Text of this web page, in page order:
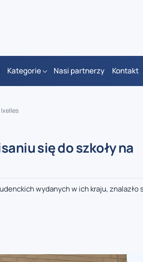
Kategorie Nasi partnerzy Kontakt
się do szkoły na
wydanych w ich kraju, znalazło